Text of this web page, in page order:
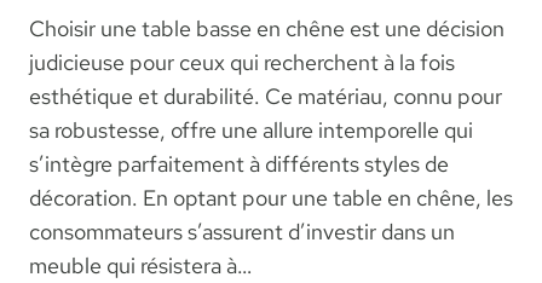
Choisir une table basse en chêne est une décision
judicieuse pour ceux qui recherchent à la fois
esthétique et durabilité. Ce matériau, connu pour
sa robustesse, offre une allure intemporelle qui
s’intègre parfaitement à différents styles de
décoration. En optant pour une table en chêne, les
consommateurs s’assurent d’investir dans un
meuble qui résistera à…